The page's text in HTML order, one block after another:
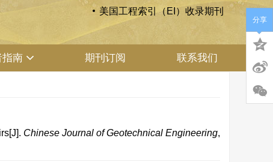
美国工程索引（EI）收录期刊
指南 期刊订阅 联系我们
Chinese Journal of Geotechnical Engineering,
分享